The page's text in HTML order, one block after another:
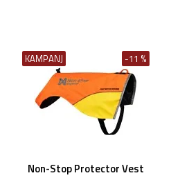
KAMPANJ -11 %
Non-Stop Protector Vest